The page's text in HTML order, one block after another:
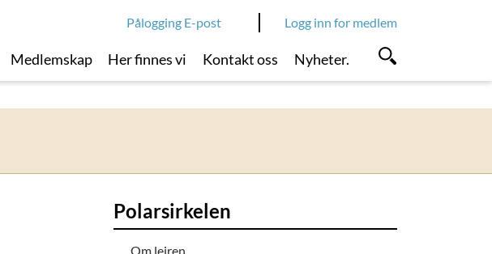
Logg inn for medlem
Pålogging E-post
Medlemskap Her finnes vi Kontakt oss Nyheter.
Polarsirkelen
Om leiren